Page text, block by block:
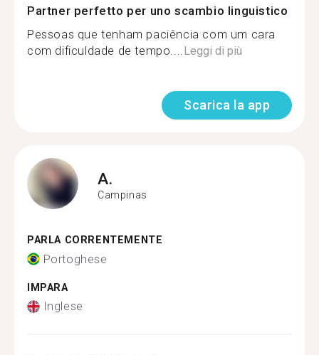
Partner perfetto per uno scambio linguistico
Pessoas que tenham paciência com um cara
com dificuldade de tempo....Leggi di più
Scarica la app
A.
Campinas
PARLA CORRENTEMENTE
Portoghese
IMPARA
Inglese